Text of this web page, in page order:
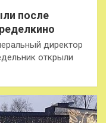
после
директор
открыли